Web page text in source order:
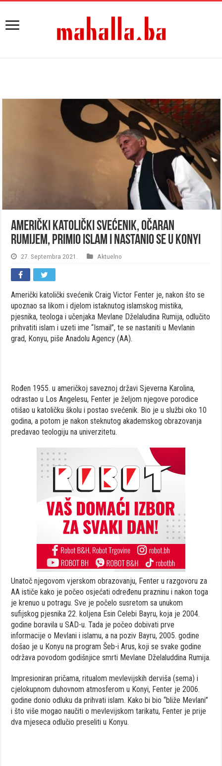
Američki katolički svećenik, očaran
Rumijem, primio islam i nastanio se u Konyi
27. Septembra 2021. Aktuelno
Američki katolički svećenik Craig Victor Fenter je, nakon što se
upoznao sa likom i djelom istaknutog islamskog mistika,
pjesnika, teologa i učenjaka Mevlane Dželaludina Rumija, odlučito
prihvatiti islam i uzeti ime “Ismail”, te se nastaniti u Mevlanin
grad, Konyu, piše Anadolu Agency (AA).
Rođen 1955. u američkoj saveznoj državi Sjeverna Karolina,
odrastao u Los Angelesu, Fenter je željom njegove porodice
otišao u katoličku školu i postao svećenik. Bio je ​u službi oko 10
godina, a potom je nakon steknutog akademskog obrazovanja
predavao teologiju na univerzitetu.
Unatoč njegovom vjerskom obrazovanju, Fenter u razgovoru za
AA ističe kako je počeo osjećati određenu prazninu i nakon toga
je krenuo u potragu. Sve je počelo susretom sa unukom
sufijskog pjesnika 22. koljena Esin Celebi Bayru, koja je 2004.
godine boravila u SAD-u. Tada je počeo dobivati prve
informacije o Mevlani i islamu, a na poziv Bayru, 2005. godine
došao je u Konyu na program Šeb-i Arus, koji se svake godine
održava povodom godišnjice smrti Mevlane Dželaluddina Rumija.
Impresioniran pričama, ritualom mevlevijskih derviša (sema) i
cjelokupnom duhovnom atmosferom u Konyi, Fenter je 2006.
godine donio odluku da prihvati islam. Kako bi bio “bliže Mevlani”
i što više mogao naučiti o mevlevijskom tarikatu, Fenter je prije
dva mjeseca odlučio preseliti u Konyu.